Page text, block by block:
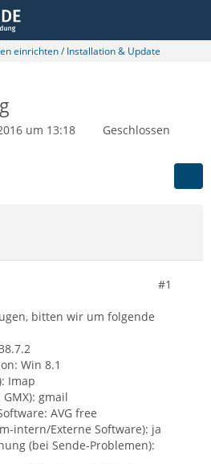
einrichten / Installation & Update
um 13:18
Geschlossen
#1
bitten wir um folgende
Win 8.1
Imap
gmail
AVG free
intern/Externe Software): ja
(bei Sende-Problemen):